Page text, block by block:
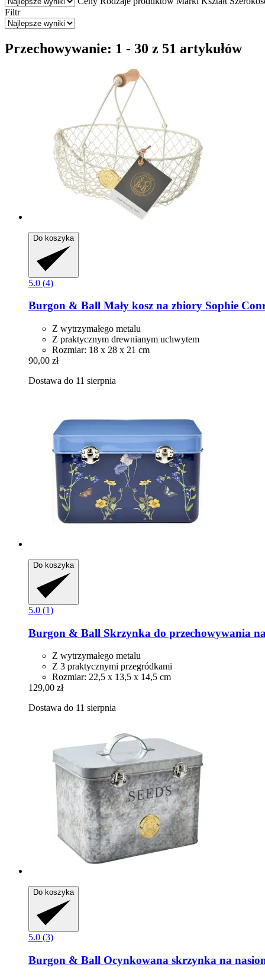
Filtr
Przechowywanie: 1 - 30 z 51 artykułów
Do koszyka
5.0 (4)
Burgon & Ball Mały kosz na zbiory Sophie
Z wytrzymałego metalu
Z praktycznym drewnianym uchwytem
Rozmiar: 18 x 28 x 21 cm
90,00 zł
Dostawa do 11 sierpnia
Do koszyka
5.0 (1)
Burgon & Ball Skrzynka do przechowywania
Z wytrzymałego metalu
Z 3 praktycznymi przegródkami
Rozmiar: 22,5 x 13,5 x 14,5 cm
129,00 zł
Dostawa do 11 sierpnia
Do koszyka
5.0 (3)
Burgon & Ball Ocynkowana skrzynka na